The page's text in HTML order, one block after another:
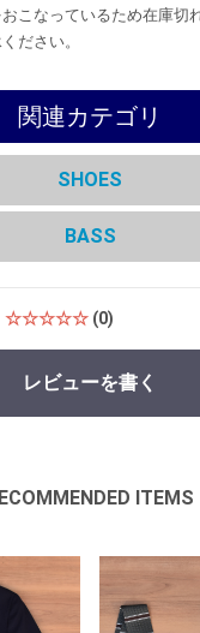
こなっているため在庫切
ださい。
関連カテゴリ
SHOES
BASS
☆☆☆☆☆ (0)
レビューを書く
ITEMS